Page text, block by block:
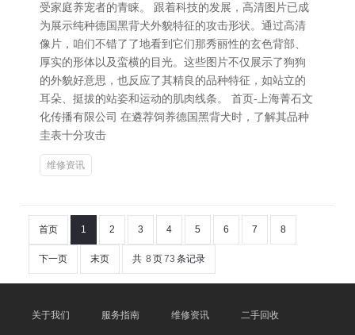
受家庭养宠者的青睐。 跟着科技的发展，高清图片已成
为展示纯种德国黑背犬外貌特征的攻击形状。通过高清
像片，咱们不错了了地看到它们那秀丽性的玄色背部、
厚实的形体以及蛮横的目光。这些图片不仅展示了狗狗
的外貌好意思，也反应了其精良的品种特征，如站立的
耳朵、挺拔的站姿和运动的肌肉线条。 首页-上海菁石文
化传播有限公司 在遴荐饲养德国黑背犬时，了解其品种
圭表十分攻击
维修资讯
首页 1 2 3 4 5 6 7 8
下一页 末页 共 8 页73 条记录
关于我们 服务指南 维修资讯 二手回收